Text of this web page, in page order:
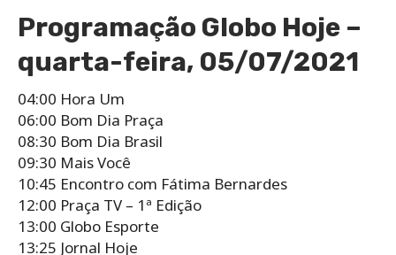
Programação Globo Hoje –
quarta-feira, 05/07/2021
04:00 Hora Um
06:00 Bom Dia Praça
08:30 Bom Dia Brasil
09:30 Mais Você
10:45 Encontro com Fátima Bernardes
12:00 Praça TV – 1ª Edição
13:00 Globo Esporte
13:25 Jornal Hoje